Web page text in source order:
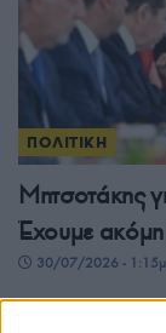
ΠΟΛΙΤΙΚΗ
Μητσοτάκης
Έχουμε
30/07/2026 -